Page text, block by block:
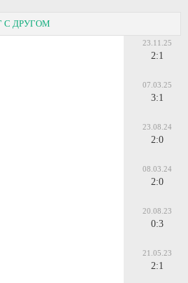
С ДРУГОМ
23.11.25
2:1
07.03.25
3:1
23.08.24
2:0
08.03.24
2:0
20.08.23
0:3
21.05.23
2:1